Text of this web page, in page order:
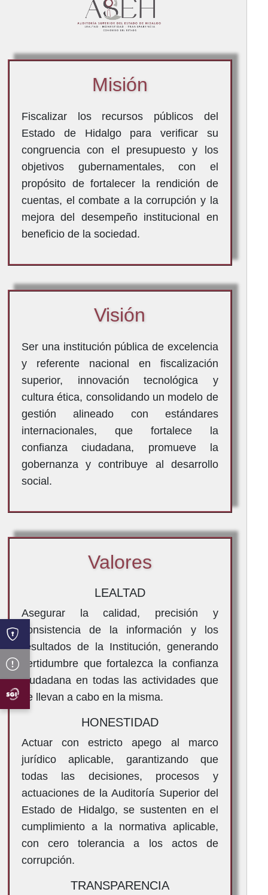
Misión
Fiscalizar los recursos públicos del
Estado de Hidalgo para verificar su
congruencia con el presupuesto y los
objetivos gubernamentales, con el
propósito de fortalecer la rendición de
cuentas, el combate a la corrupción y la
mejora del desempeño institucional en
beneficio de la sociedad.
Visión
Ser una institución pública de excelencia
y referente nacional en fiscalización
superior, innovación tecnológica y
cultura ética, consolidando un modelo de
gestión alineado con estándares
internacionales, que fortalece la
confianza ciudadana, promueve la
gobernanza y contribuye al desarrollo
social.
Valores
LEALTAD
Asegurar la calidad, precisión y
consistencia de la información y los
resultados de la Institución, generando
certidumbre que fortalezca la confianza
ciudadana en todas las actividades que
se llevan a cabo en la misma.
HONESTIDAD
Actuar con estricto apego al marco
jurídico aplicable, garantizando que
todas las decisiones, procesos y
actuaciones de la Auditoría Superior del
Estado de Hidalgo, se sustenten en el
cumplimiento a la normativa aplicable,
con cero tolerancia a los actos de
corrupción.
TRANSPARENCIA